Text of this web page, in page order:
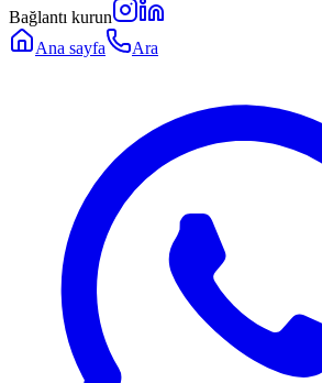
Bağlantı kurun
Ana sayfa
Ara